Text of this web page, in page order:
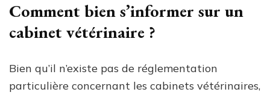
Comment bien s’informer sur un
cabinet vétérinaire ?
Bien qu’il n’existe pas de réglementation
particulière concernant les cabinets vétérinaires,